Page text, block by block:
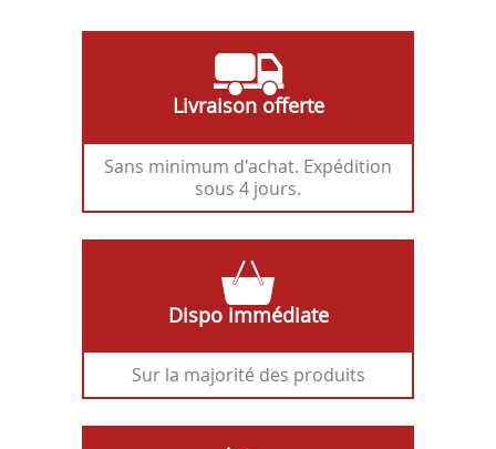
Livraison offerte
Sans minimum d'achat. Expédition
sous 4 jours.
Dispo immédiate
Sur la majorité des produits